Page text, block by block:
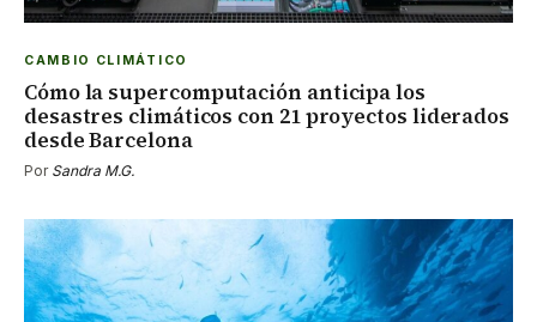
CAMBIO CLIMÁTICO
Cómo la supercomputación anticipa los
desastres climáticos con 21 proyectos liderados
desde Barcelona
Por Sandra M.G.